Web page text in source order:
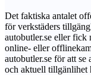
Det faktiska antalet
för verkstäders
autobutler.se eller fick
online- eller
autobutler.se för att
och aktuell tillgänlihet